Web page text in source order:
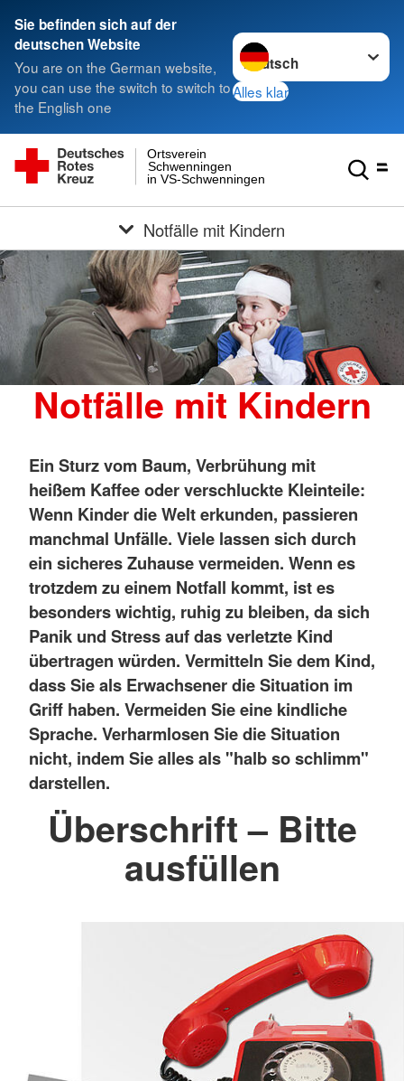
Sie befinden sich auf der
deutschen Website
You are on the German website,
you can use the switch to switch to
the English one
Sprache wechseln zu
Alles klar
in VS-Schwenningen
Schwenningen
Ortsverein
Notfälle mit Kindern
Notfälle mit Kindern
Ein Sturz vom Baum, Verbrühung mit
heißem Kaffee oder verschluckte Kleinteile:
Wenn Kinder die Welt erkunden, passieren
manchmal Unfälle. Viele lassen sich durch
ein sicheres Zuhause vermeiden. Wenn es
trotzdem zu einem Notfall kommt, ist es
besonders wichtig, ruhig zu bleiben, da sich
Panik und Stress auf das verletzte Kind
übertragen würden. Vermitteln Sie dem Kind,
dass Sie als Erwachsener die Situation im
Griff haben. Vermeiden Sie eine kindliche
Sprache. Verharmlosen Sie die Situation
nicht, indem Sie alles als "halb so schlimm"
darstellen.
Überschrift – Bitte
ausfüllen